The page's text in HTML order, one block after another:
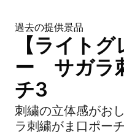
過去の提供景品
【ライト
ー サガラ
チ3
刺繍の立体感が
ラ刺繍がま口ポー